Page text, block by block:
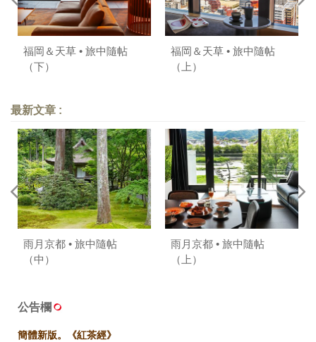
福岡＆天草 • 旅中隨帖
（下）
福岡＆天草 • 旅中隨帖
（上）
最新文章 :
雨月京都 • 旅中隨帖
（中）
雨月京都 • 旅中隨帖
（上）
公告欄
簡體新版。《紅茶經》